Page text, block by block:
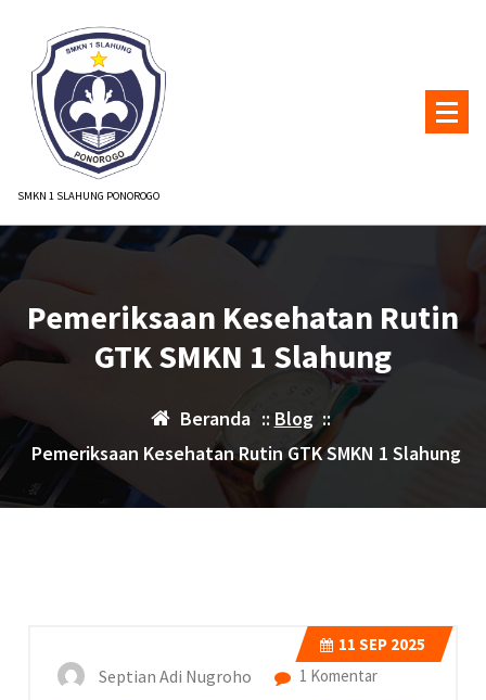
konten
SMKN 1 SLAHUNG PONOROGO
Pemeriksaan Kesehatan Rutin
GTK SMKN 1 Slahung
Beranda :: Blog::
Pemeriksaan Kesehatan Rutin GTK SMKN 1 Slahung
11 SEP 2025
Septian Adi Nugroho 1 Komentar